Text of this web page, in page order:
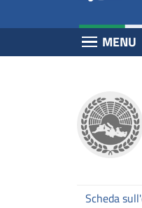
MENU
Scheda